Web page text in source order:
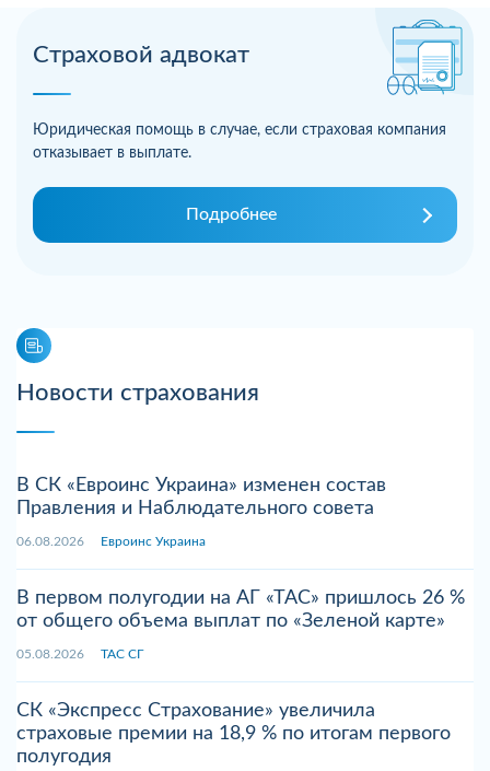
Страховой адвокат
Юридическая помощь в случае, если страховая компания
отказывает в выплате.
Подробнее
Новости страхования
В СК «Евроинс Украина» изменен состав
Правления и Наблюдательного совета
06.08.2026 Евроинс Украина
В первом полугодии на АГ «ТАС» пришлось 26 %
от общего объема выплат по «Зеленой карте»
05.08.2026 ТАС СГ
СК «Экспресс Страхование» увеличила
страховые премии на 18,9 % по итогам первого
полугодия